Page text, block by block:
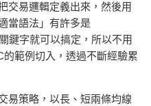
交易邏輯定義出來，然後用
當語法」有許多是
鍵字就可以搞定，所以不用
範例切入，透過不斷經驗累
易策略，以長、短兩條均線